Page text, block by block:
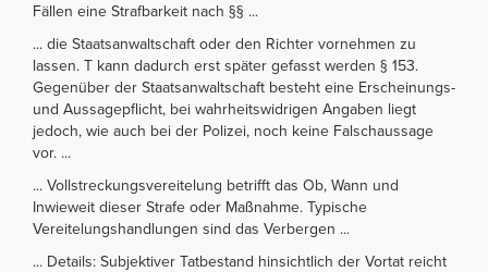
Fällen eine Strafbarkeit nach §§ ...
... die Staatsanwaltschaft oder den Richter vornehmen zu
lassen. T kann dadurch erst später gefasst werden § 153.
Gegenüber der Staatsanwaltschaft besteht eine Erscheinungs-
und Aussagepflicht, bei wahrheitswidrigen Angaben liegt
jedoch, wie auch bei der Polizei, noch keine Falschaussage
vor. ...
... Vollstreckungsvereitelung betrifft das Ob, Wann und
Inwieweit dieser Strafe oder Maßnahme. Typische
Vereitelungshandlungen sind das Verbergen ...
... Details: Subjektiver Tatbestand hinsichtlich der Vortat reicht